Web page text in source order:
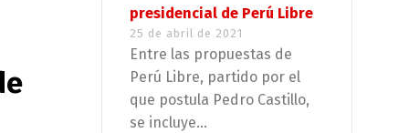
presidencial de Perú Libre
25 de abril de 2021
Entre las propuestas de
Perú Libre, partido por el
que postula Pedro Castillo,
se incluye...